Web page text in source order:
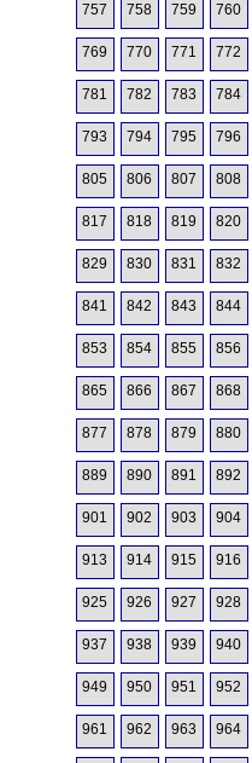
757 758 759 760
769 770 771 772
781 782 783 784
793 794 795 796
805 806 807 808
817 818 819 820
829 830 831 832
841 842 843 844
853 854 855 856
865 866 867 868
877 878 879 880
889 890 891 892
901 902 903 904
913 914 915 916
925 926 927 928
937 938 939 940
949 950 951 952
961 962 963 964